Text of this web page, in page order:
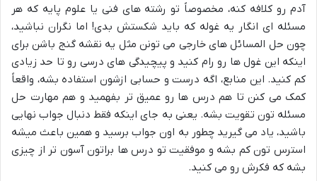
آدم رو کلافه کنه، مخصوصاً تو رشته های فنی یا علوم پایه که هر
مسئله ای انگار یه غوله که باید شکستش بدی! اما نگران نباشید،
چون حل المسائل های خارجی می تونن مثل یه نقشه گنج باشن برای
اینکه این غول ها رو رام کنید و پیچیدگی های درسی رو تا حد زیادی
کم کنید. این منابع، اگه درست و حسابی ازشون استفاده بشه، واقعاً
کمک می کنن تا هم درس ها رو عمیق تر بفهمید و هم مهارت حل
مسئله تون تقویت بشه. یعنی به جای اینکه فقط دنبال جواب نهایی
باشید، یاد می گیرید چطور به اون جواب برسید و همین باعث میشه
استرس تون کم بشه و موفقیت تو درس ها براتون آسون تر از چیزی
بشه که فکرش رو می کنید.